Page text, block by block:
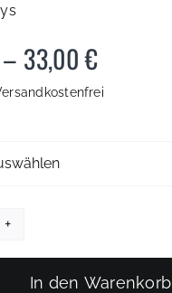
33,00€
In den Warenkorb